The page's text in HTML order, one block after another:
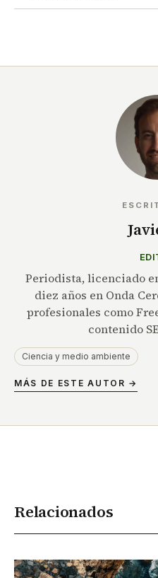
Periodista, licenciado
diez años en Onda
profesionales como
contenido
Ciencia y medio ambiente
MÁS DE ESTE AUTOR →
Relacionados